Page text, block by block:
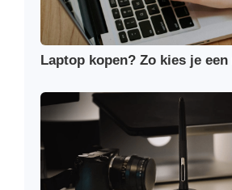
Laptop kopen? Zo kies je